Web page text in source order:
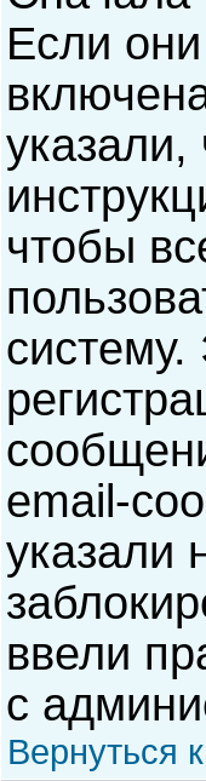
Если
чтобы
email-
указали
ввели
с
Вернуться